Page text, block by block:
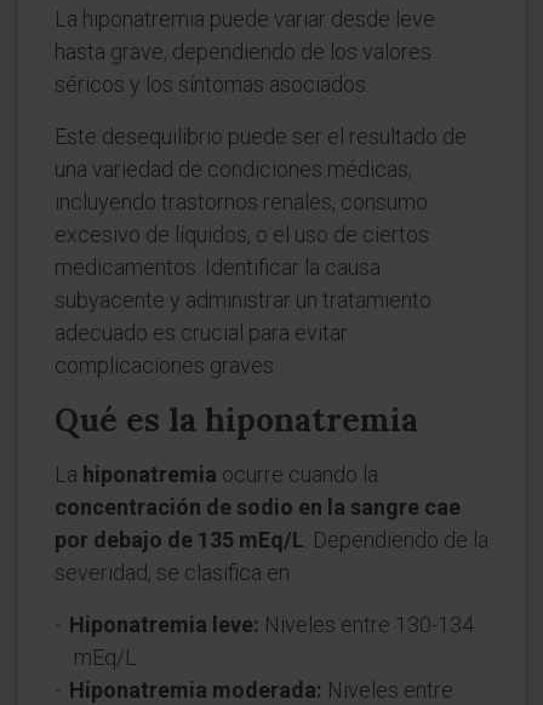
La hiponatremia puede variar desde leve
hasta grave, dependiendo de los valores
séricos y los síntomas asociados.
Este desequilibrio puede ser el resultado de
una variedad de condiciones médicas,
incluyendo trastornos renales, consumo
excesivo de líquidos, o el uso de ciertos
medicamentos. Identificar la causa
subyacente y administrar un tratamiento
adecuado es crucial para evitar
complicaciones graves.
Qué es la hiponatremia
La hiponatremia ocurre cuando la
concentración de sodio en la sangre cae
por debajo de 135 mEq/L . Dependiendo de la
severidad, se clasifica en:
Hiponatremia leve: Niveles entre 130-134
mEq/L.
Hiponatremia moderada: Niveles entre